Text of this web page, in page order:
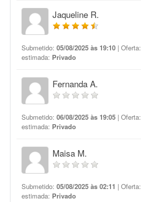
Jaqueline R.
Submetido: 05/08/2025 às 19:10 | Oferta:
estimada: Privado
Fernanda A.
Submetido: 06/08/2025 às 19:05 | Oferta:
estimada: Privado
Maisa M.
Submetido: 05/08/2025 às 02:11 | Oferta:
estimada: Privado